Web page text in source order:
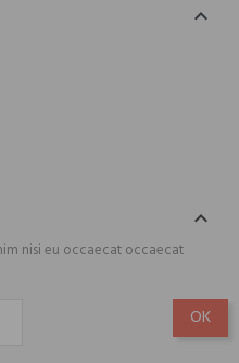


nisi eu occaecat occaecat